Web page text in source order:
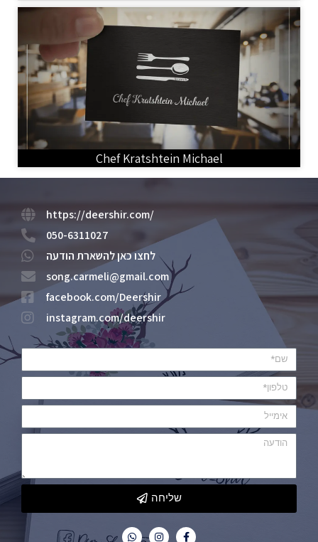
Chef Kratshtein Michael
שליחה
https://deershir.com/
050-6311027
לחצו כאן להשארת הודעה
song.carmeli@gmail.com
facebook.com/Deershir
instagram.com/deershir